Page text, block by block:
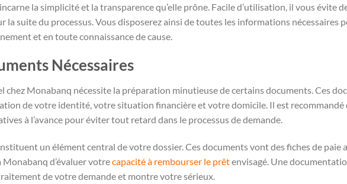
la simplicité et la transparence qu’elle prône. Facile d’utilisation, il vous évite
la suite du processus. Vous disposerez ainsi de toutes les informations nécessaires
et en toute connaissance de cause.
Nécessaires
chez Monabanq nécessite la préparation minutieuse de certains documents. Ces
de votre identité, votre situation financière et votre domicile. Il est recommandé
à l’avance pour éviter tout retard dans le processus de demande.
un élément central de votre dossier. Ces documents vont des fiches de paie
d’évaluer votrecapacité à rembourser le prêtenvisagé. Une
de votre demande et montre votre sérieux.